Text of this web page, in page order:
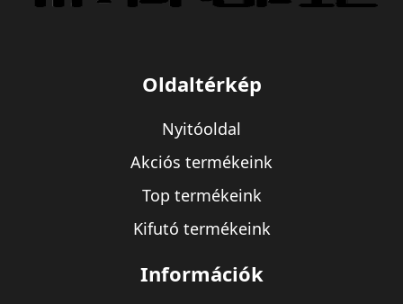
Oldaltérkép
Nyitóoldal
Akciós termékeink
Top termékeink
Kifutó termékeink
Információk